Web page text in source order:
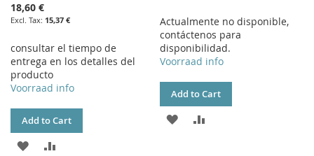
18,60 €
15,37 €
consultar el tiempo de
entrega en los detalles del
producto
Voorraad info
Add to Cart
ADD
Actualmente no disponible,
contáctenos para
disponibilidad.
Voorraad info
Add to Cart
ADD